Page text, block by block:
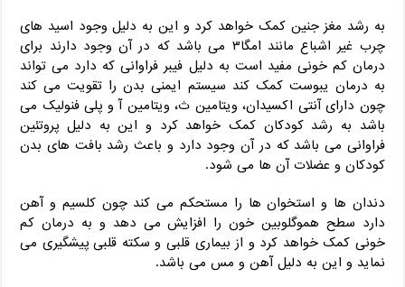
به رشد مغز جنین کمک خواهد کرد و این به دلیل وجود اسید های
چرب غیر اشباع مانند امگا۳ می باشد که در آن وجود دارند برای
درمان کم خونی مفید است به دلیل فیبر فراوانی که دارد می تواند
به درمان یبوست کمک کند سیستم ایمنی بدن را تقویت می کند
چون دارای آنتی اکسیدان، ویتامین ث، ویتامین آ و پلی فنولیک می
باشد به رشد کودکان کمک خواهد کرد و این به دلیل پروتئین
فراوانی می باشد که در آن وجود دارد و باعث رشد بافت های بدن
کودکان و عضلات آن ها می شود.
دندان ها و استخوان ها را مستحکم می کند چون کلسیم و آهن
دارد سطح هموگلوبین خون را افزایش می دهد و به درمان کم
خونی کمک خواهد کرد و از بیماری قلبی و سکته قلبی پیشگیری می
نماید و این به دلیل آهن و مس می باشد.